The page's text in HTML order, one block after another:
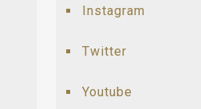
Instagram
Twitter
Youtube